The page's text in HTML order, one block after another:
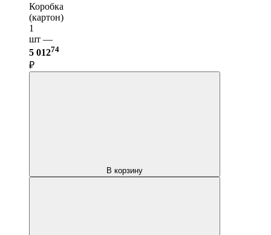
Коробка
(картон)
1
шт —
5 01274
₽
В корзину